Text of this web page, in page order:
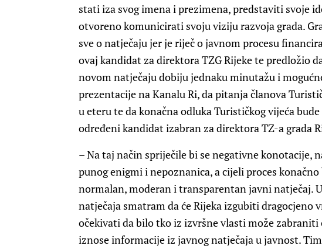
stati iza svog imena i prezimena, predstaviti svoje
otvoreno komunicirati svoju viziju razvoja grada.
sve o natječaju jer je riječ o javnom procesu
ovaj kandidat za direktora TZG Rijeke te predložio
novom natječaju dobiju jednaku minutažu i
prezentacije na Kanalu Ri, da pitanja članova
u eteru te da konačna odluka Turističkog vijeća
određeni kandidat izabran za direktora TZ-a grada
– Na taj način spriječile bi se negativne konotacije,
punog enigmi i nepoznanica, a cijeli proces
normalan, moderan i transparentan javni natječaj.
natječaja smatram da će Rijeka izgubiti dragocjeno
očekivati da bilo tko iz izvršne vlasti može
iznose informacije iz javnog natječaja u javnost.